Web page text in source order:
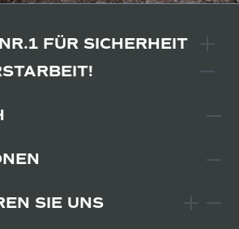
FÜR SICHERHEIT
SIE UNS